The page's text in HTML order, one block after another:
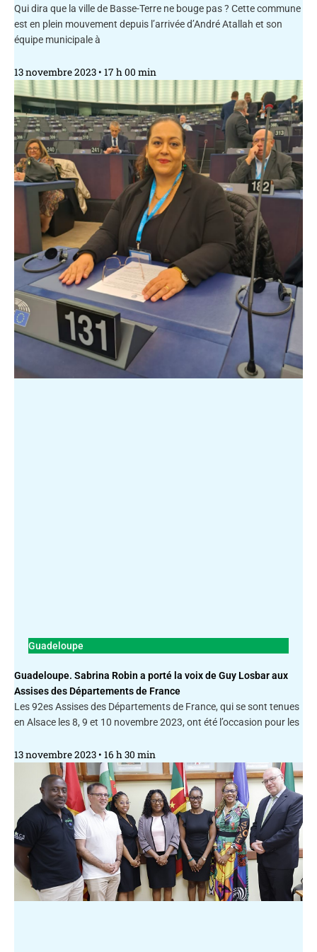
Qui dira que la ville de Basse-Terre ne bouge pas ? Cette commune
est en plein mouvement depuis l’arrivée d’André Atallah et son
équipe municipale à
13 novembre 2023 17 h 00 min
Guadeloupe
Guadeloupe. Sabrina Robin a porté la voix de Guy Losbar aux
Assises des Départements de France
Les 92es Assises des Départements de France, qui se sont tenues
en Alsace les 8, 9 et 10 novembre 2023, ont été l’occasion pour les
13 novembre 2023 16 h 30 min